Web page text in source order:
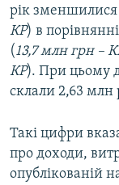
рік зменшилися
КР) в
(13,7 млн грн –
КР). При цьому
склали 2,63 млн
Такі цифри
про доходи,
опублікованій